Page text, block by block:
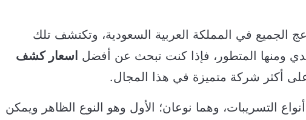
الجميع في المملكة العربية السعودية، وتكتشف تلك
ومنها المتطور، فإذا كنت تبحث عن أفضل اسعار كشف
أكثر شركة متميزة في هذا المجال.
التسريبات، وهما نوعان؛ الأول وهو النوع الظاهر ويمكن